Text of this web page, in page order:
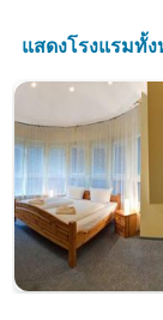
Y
แกน
แสดง
ราคา
เฉลี่ย
ของ
ห้อง
พัก
ใน
ช่วง
สุด
แสดง
ก่อน
การ
เข้า
พัก
แผนภูมิ
มี
แกน
1
แสดงโรงแรมทั้